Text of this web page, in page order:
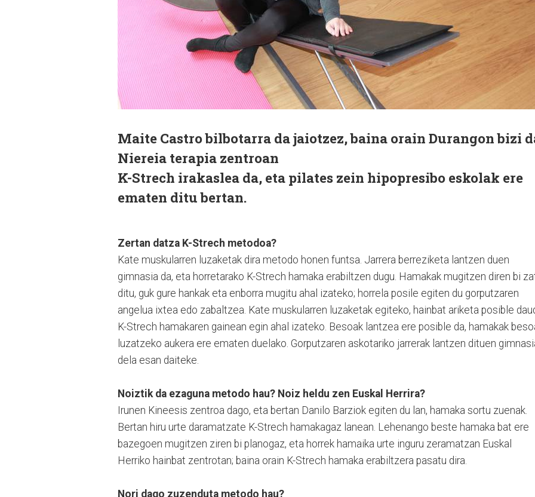
Maite Castro bilbotarra da jaiotzez, baina orain Durangon bizi
Niereia terapia zentroan
K-Strech irakaslea da, eta pilates zein hipopresibo eskolak ere
ematen ditu bertan.
Zertan datza K-Strech metodoa?
Kate muskularren luzaketak dira metodo honen funtsa. Jarrera berreziketa lantzen duen
gimnasia da, eta horretarako K-Strech hamaka erabiltzen dugu. Hamakak mugitzen diren bi
ditu, guk gure hankak eta enborra mugitu ahal izateko; horrela posile egiten du gorputzaren
angelua ixtea edo zabaltzea. Kate muskularren luzaketak egiteko, hainbat ariketa posible
K-Strech hamakaren gainean egin ahal izateko. Besoak lantzea ere posible da, hamakak
luzatzeko aukera ere ematen duelako. Gorputzaren askotariko jarrerak lantzen dituen
dela esan daiteke.
Noiztik da ezaguna metodo hau? Noiz heldu zen Euskal Herrira?
Irunen Kineesis zentroa dago, eta bertan Danilo Barziok egiten du lan, hamaka sortu zuenak.
Bertan hiru urte daramatzate K-Strech hamakagaz lanean. Lehenango beste hamaka bat ere
bazegoen mugitzen ziren bi planogaz, eta horrek hamaika urte inguru zeramatzan Euskal
Herriko hainbat zentrotan; baina orain K-Strech hamaka erabiltzera pasatu dira.
Nori dago zuzenduta metodo hau?